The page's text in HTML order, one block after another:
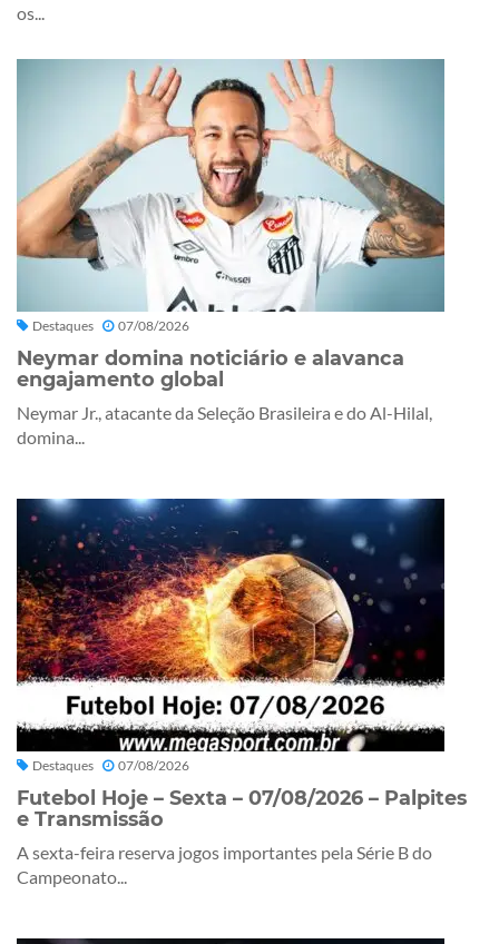
os...
Destaques 07/08/2026
Neymar domina noticiário e alavanca
engajamento global
Neymar Jr., atacante da Seleção Brasileira e do Al-Hilal,
domina...
Destaques 07/08/2026
Futebol Hoje – Sexta – 07/08/2026 – Palpites
e Transmissão
A sexta-feira reserva jogos importantes pela Série B do
Campeonato...